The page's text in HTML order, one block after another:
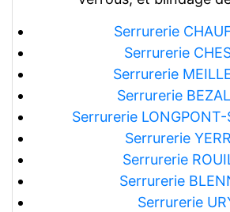
Serrurerie
Serrurerie
Serrurerie
Serrurerie
Serrurerie LONGPONT-
Serrurerie
Serrurerie
Serrurerie
Serrurerie